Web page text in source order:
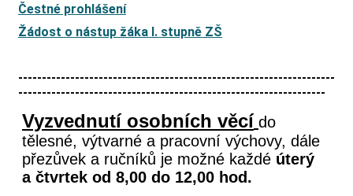
Čestné prohlášení
Žádost o nástup žáka I. stupně ZŠ
-------------------------------------------------------------------
-----------------------------------------------------------------
Vyzvednutí osobních věcí do
tělesné, výtvarné a pracovní výchovy, dále
přezůvek a ručníků je možné každé úterý
a čtvrtek od 8,00 do 12,00 hod.